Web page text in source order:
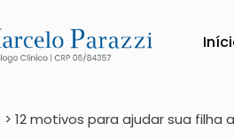
para
> 12 motivos para ajudar sua filha